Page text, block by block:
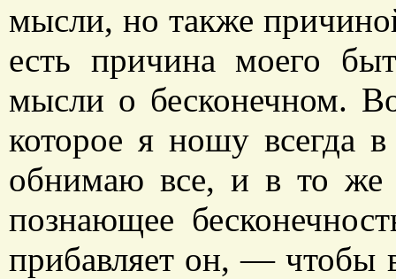
мысли, но также
есть причина моего
мысли о бесконечном.
которое я ношу всегда
обнимаю все, и в то же
познающее
прибавляет он, — чтобы